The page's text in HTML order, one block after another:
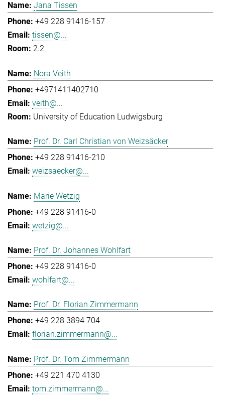
Jana Tissen
+49 228 91416-157
tissen@...
2.2
Nora Veith
+4971411402710
veith@...
University of Education Ludwigsburg
Prof. Dr. Carl Christian von Weizsäcker
+49 228 91416-210
weizsaecker@...
Marie Wetzig
+49 228 91416-0
wetzig@...
Prof. Dr. Johannes Wohlfart
+49 228 91416-0
wohlfart@...
Prof. Dr. Florian Zimmermann
+49 228 3894 704
florian.zimmermann@...
Prof. Dr. Tom Zimmermann
+49 221 470 4130
tom.zimmermann@...